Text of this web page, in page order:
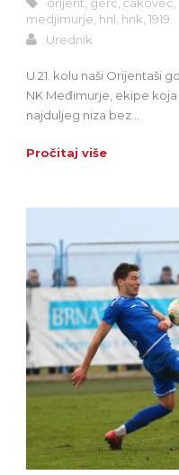
medjimurje hnl hnk 1919
Urednik
U 21. kolu naši Orijentaši
NK Međimurje, ekipe
najduljeg niza bez...
Pročitaj više